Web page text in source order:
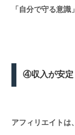
「自分で守る意識
④収入が安定
アフィリエイトは